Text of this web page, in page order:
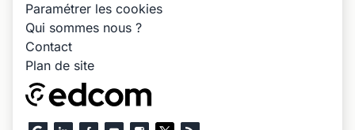
Paramétrer les cookies
Qui sommes nous ?
Contact
Plan de site